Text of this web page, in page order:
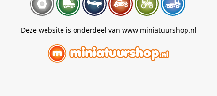
Deze website is onderdeel van www.miniatuurshop.nl